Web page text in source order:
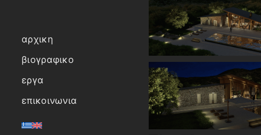
αρχικη
βιογραφικο
εργα
επικοινωνια